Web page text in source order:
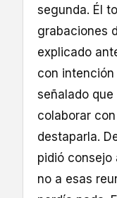
segunda. Él
grabaciones
explicado
con intención
señalado
colaborar
destaparla.
pidió consejo
no a esas